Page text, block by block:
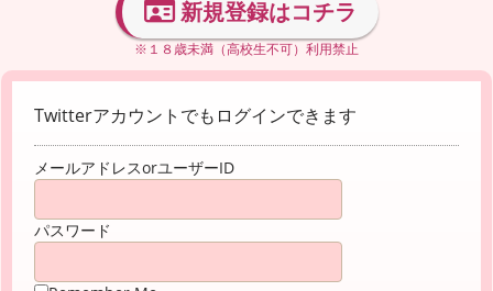
新規登録はコチラ
※１８歳未満（高校生不可）利用禁止
Twitterアカウントでもログインできます
メールアドレスorユーザーID
パスワード